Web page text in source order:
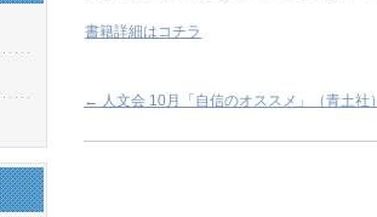
書籍詳細はコチラ
← 人文会 10月「自信のオススメ」（青土社）